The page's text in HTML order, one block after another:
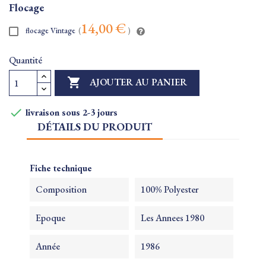
Flocage
flocage Vintage (14,00 € )
Quantité
 AJOUTER AU PANIER
 livraison sous 2-3 jours
DÉTAILS DU PRODUIT
Fiche technique
Composition 100% Polyester
Epoque Les Annees 1980
Année 1986